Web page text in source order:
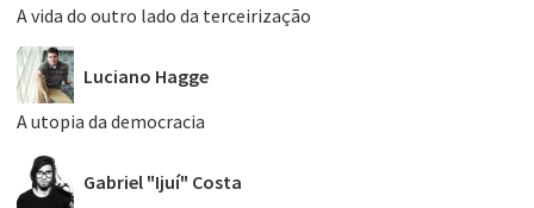
A vida do outro lado da terceirização
Luciano Hagge
A utopia da democracia
Gabriel "Ijuí" Costa